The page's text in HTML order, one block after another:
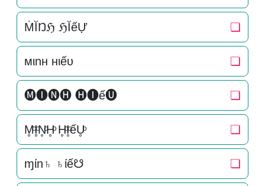
ṀĬŊℌ ℌĬếỰ ❏
мιnн нιếυ ❏
🅜🅘🅝🅗 🅗🅘ế🅤 ❏
M̥ͦI̥ͦN̥ͦH̥ͦ H̥ͦI̥ͦếU̥ͦ ❏
ɱίn♄ ♄ίế☋ ❏